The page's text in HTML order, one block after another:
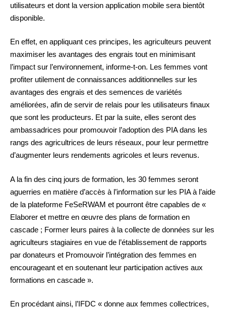
utilisateurs et dont la version application mobile sera bientôt
disponible.
En effet, en appliquant ces principes, les agriculteurs peuvent
maximiser les avantages des engrais tout en minimisant
l’impact sur l’environnement, informe-t-on. Les femmes vont
profiter utilement de connaissances additionnelles sur les
avantages des engrais et des semences de variétés
améliorées, afin de servir de relais pour les utilisateurs finaux
que sont les producteurs. Et par la suite, elles seront des
ambassadrices pour promouvoir l’adoption des PIA dans les
rangs des agricultrices de leurs réseaux, pour leur permettre
d’augmenter leurs rendements agricoles et leurs revenus.
A la fin des cinq jours de formation, les 30 femmes seront
aguerries en matière d’accès à l’information sur les PIA à l’aide
de la plateforme FeSeRWAM et pourront être capables de «
Elaborer et mettre en œuvre des plans de formation en
cascade ; Former leurs paires à la collecte de données sur les
agriculteurs stagiaires en vue de l’établissement de rapports
par donateurs et Promouvoir l’intégration des femmes en
encourageant et en soutenant leur participation actives aux
formations en cascade ».
En procédant ainsi, l’IFDC « donne aux femmes collectrices,